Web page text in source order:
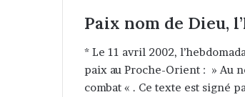
Paix nom de Dieu,
* Le 11 avril 2002,
paix au Proche-Orient : » Au
combat « . Ce texte est signé